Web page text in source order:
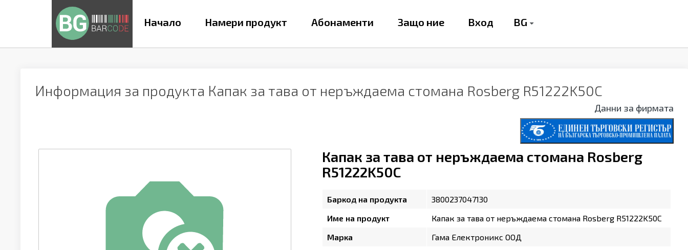
Начало Намери продукт Абонаменти Защо ние Вход BG
Информация за продукта Капак за тава от неръждаема стомана Rosberg R51222K50C
Данни за фирмата
Капак за тава от неръждаема стомана Rosberg
R51222K50C
Баркод на продукта
3800237047130
Име на продукт
Капак за тава от неръждаема стомана Rosberg R51222K50C
Марка
Гама Електроникс ООД